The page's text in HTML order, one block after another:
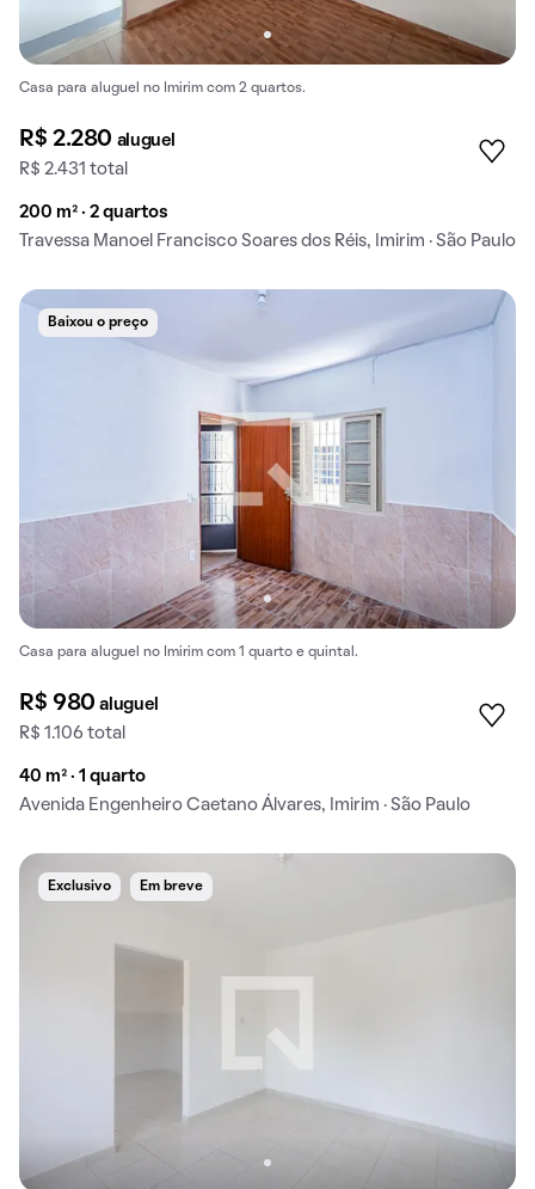
Casa para aluguel no Imirim com 2 quartos.
R$ 2.280 aluguel
R$ 2.431 total
200 m² · 2 quartos
Travessa Manoel Francisco Soares dos Réis, Imirim · São Paulo
Baixou o preço
Casa para aluguel no Imirim com 1 quarto e quintal.
R$ 980aluguel
R$ 1.106 total
40 m² · 1 quarto
Avenida Engenheiro Caetano Álvares, Imirim · São Paulo
Exclusivo Em breve